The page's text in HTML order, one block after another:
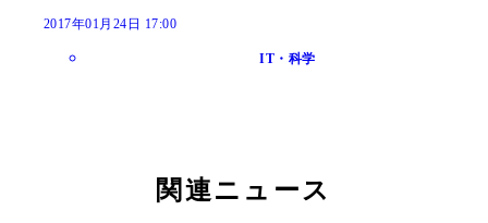
2017年01月24日 17:00
IT・科学
関連ニュース